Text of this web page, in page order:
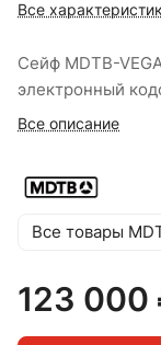
Все
Сейф MDTB-
электронный
Все описание
Все товары
123 000